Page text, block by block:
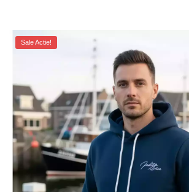
Sale Actie!